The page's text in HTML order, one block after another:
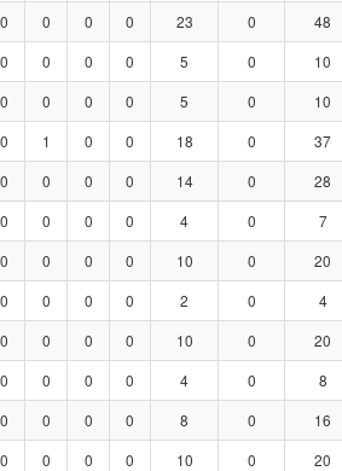
0 0 0 0 23 0 48
0 0 0 0 5 0 10
0 0 0 0 5 0 10
0 1 0 0 18 0 37
0 0 0 0 14 0 28
0 0 0 0 4 0 7
0 0 0 0 10 0 20
0 0 0 0 2 0 4
0 0 0 0 10 0 20
0 0 0 0 4 0 8
0 0 0 0 8 0 16
0 0 0 0 10 0 20